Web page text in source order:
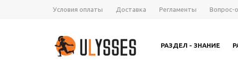
Условия оплаты Доставка Регламенты Вопрос-
РАЗДЕЛ - ЗНАНИЕ